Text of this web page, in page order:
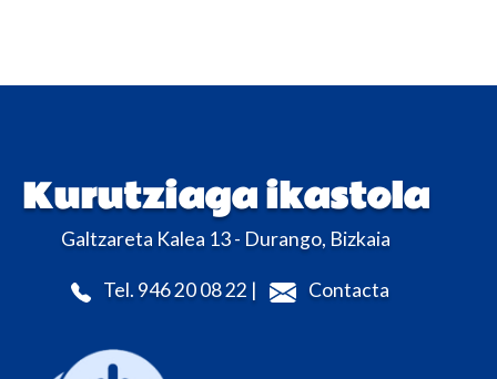
Kurutziaga ikastola
Galtzareta Kalea 13 - Durango, Bizkaia
Tel. 946 20 08 22 | Contacta